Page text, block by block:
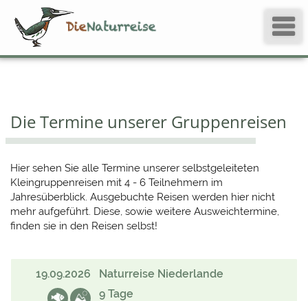
Die Termine unserer Gruppenreisen
Hier sehen Sie alle Termine unserer selbstgeleiteten
Kleingruppenreisen mit 4 - 6 Teilnehmern im
Jahresüberblick. Ausgebuchte Reisen werden hier nicht
mehr aufgeführt. Diese, sowie weitere Ausweichtermine,
finden sie in den Reisen selbst!
19.09.2026
Naturreise Niederlande
9 Tage